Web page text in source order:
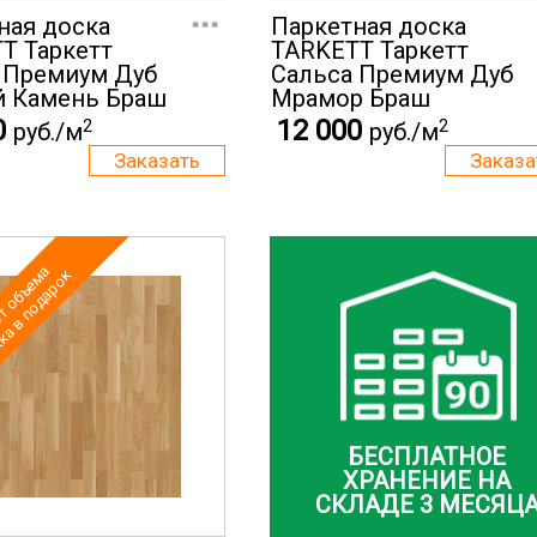
доска
Таркетт
Премиум Дуб
Камень Браш
...
руб./м2
Паркетная доска
TARKETT Таркетт
Cальса Премиум Дуб
Мрамор Браш
12 000 руб./м2
БЕСПЛАТНОЕ
ХРАНЕНИЕ НА
СКЛАДЕ 3